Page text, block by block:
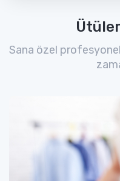
Sana özel